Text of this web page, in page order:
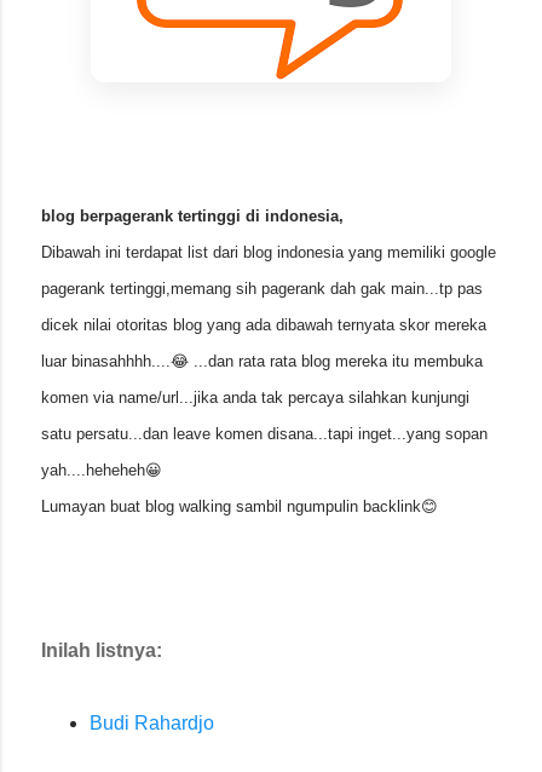
blog berpagerank tertinggi di indonesia,
Dibawah ini terdapat list dari blog indonesia yang memiliki google
pagerank tertinggi,memang sih pagerank dah gak main...tp pas
dicek nilai otoritas blog yang ada dibawah ternyata skor mereka
luar binasahhhh....😂 ...dan rata rata blog mereka itu membuka
komen via name/url...jika anda tak percaya silahkan kunjungi
satu persatu...dan leave komen disana...tapi inget...yang sopan
yah....heheheh😀
Lumayan buat blog walking sambil ngumpulin backlink😊
Inilah listnya:
Budi Rahardjo